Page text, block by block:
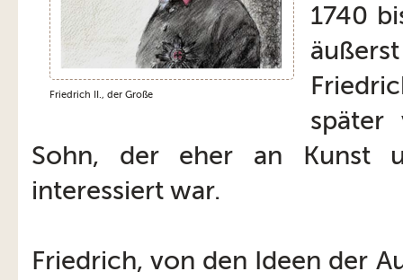
Friedrich II., der Große
1740
später
Sohn, der eher an Kunst
interessiert war.
Friedrich, von den Ideen der